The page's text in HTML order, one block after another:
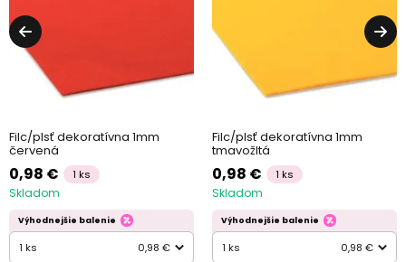
Filc/plsť dekoratívna 1mm
červená
0,98 € 1 ks
Skladom
Výhodnejšie balenie
1 ks 0,98 €
Filc/plsť dekoratívna 1mm
tmavožltá
0,98 € 1 ks
Skladom
Výhodnejšie balenie
1 ks 0,98 €